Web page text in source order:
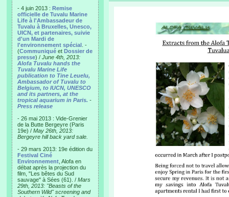
- 4 juin 2013 : Remise
officielle de Tuvalu Marine
Life à l'Ambassadeur de
Tuvalu à Bruxelles, Unesco,
UICN, et partenaires, suivie
d'un Mardi de
l'environnement spécial . -
(Communiqué et Dossier de
presse) / June 4th, 2013:
Alofa Tuvalu hands the
Tuvalu Marine Life
publication to Tine Leuelu,
Ambassador of Tuvalu to
Belgium, to IUCN, UNESCO
and its partners, at the
tropical aquarium in Paris. -
Press release
- 26 mai 2013 : Vide-Grenier
de la Butte Bergeyre (Paris
19e) / May 26th, 2013:
Bergeyre hill back yard sale.
- 29 mars 2013: 19e édition du
Festival Ciné
Environnement , Alofa en
débat après la projection du
film, "Les bêtes du Sud
sauvage" à Sées (61). / Mars
29th, 2013: "Beasts of the
Southern Wild" screening and